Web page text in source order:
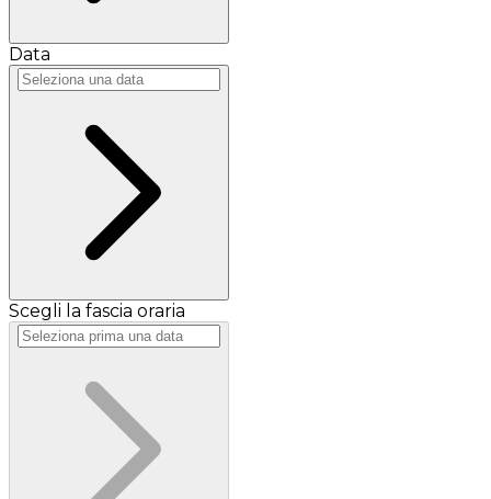
Data
Scegli la fascia oraria